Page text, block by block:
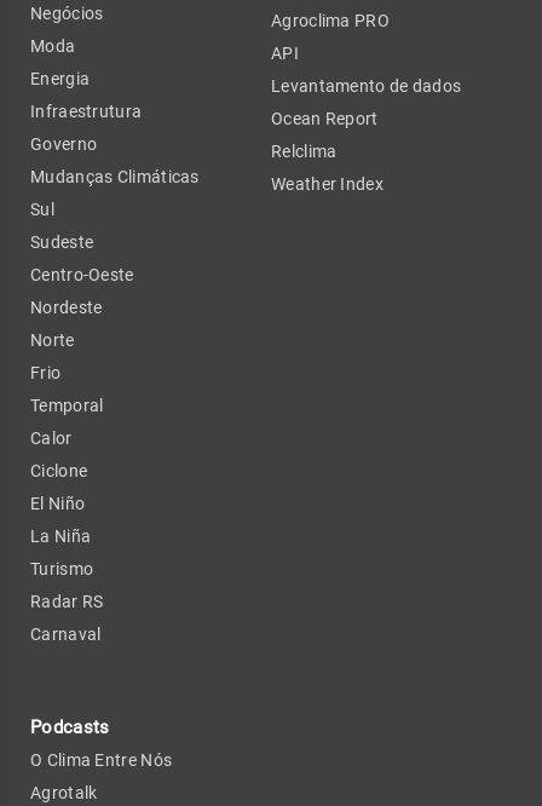
Negócios
Moda
Energia
Infraestrutura
Governo
Mudanças Climáticas
Sul
Sudeste
Centro-Oeste
Nordeste
Norte
Frio
Temporal
Calor
Ciclone
El Niño
La Niña
Turismo
Radar RS
Carnaval
Podcasts
O Clima Entre Nós
Agrotalk
Agroclima PRO
API
Levantamento de dados
Ocean Report
Relclima
Weather Index